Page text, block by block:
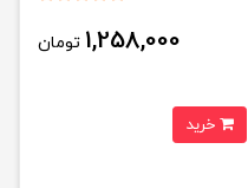
1,258,000 تومان